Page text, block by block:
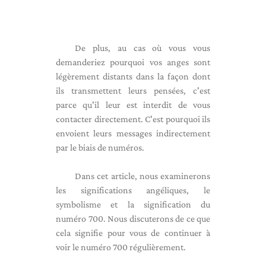
De plus, au cas où vous vous
demanderiez pourquoi vos anges sont
légèrement distants dans la façon dont
ils transmettent leurs pensées, c'est
parce qu'il leur est interdit de vous
contacter directement. C'est pourquoi ils
envoient leurs messages indirectement
par le biais de numéros.
Dans cet article, nous examinerons
les significations angéliques, le
symbolisme et la signification du
numéro 700. Nous discuterons de ce que
cela signifie pour vous de continuer à
voir le numéro 700 régulièrement.